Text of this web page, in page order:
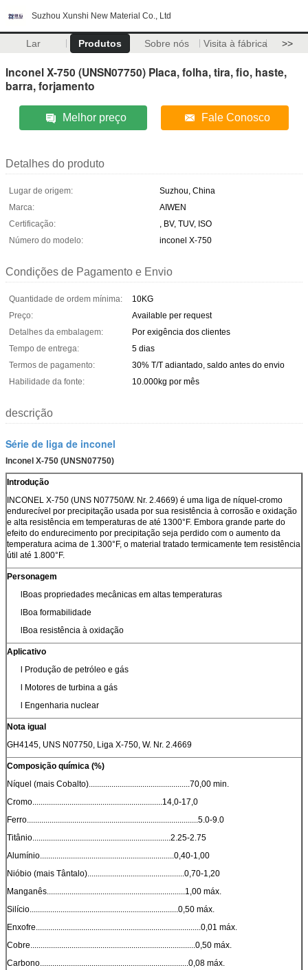
Suzhou Xunshi New Material Co., Ltd
Lar Produtos Sobre nós Visita à fábrica >>
Inconel X-750 (UNSN07750) Placa, folha, tira, fio, haste,
barra, forjamento
Melhor preço Fale Conosco
Detalhes do produto
Lugar de origem:
Suzhou, China
Marca:
AIWEN
Certificação:
, BV, TUV, ISO
Número do modelo:
inconel X-750
Condições de Pagamento e Envio
Quantidade de ordem mínima:
10KG
Preço:
Available per request
Detalhes da embalagem:
Por exigência dos clientes
Tempo de entrega:
5 dias
Termos de pagamento:
30% T/T adiantado, saldo antes do envio
Habilidade da fonte:
10.000kg por mês
descrição
Série de liga de inconel
Inconel X-750 (UNSN07750)
Introdução
INCONEL X-750 (UNS N07750/W. Nr. 2.4669) é uma liga de níquel-cromo
endurecível por precipitação usada por sua resistência à corrosão e oxidação
e alta resistência em temperaturas de até 1300°F. Embora grande parte do
efeito do endurecimento por precipitação seja perdido com o aumento da
temperatura acima de 1.300°F, o material tratado termicamente tem resistência
útil até 1.800°F.
Personagem
lBoas propriedades mecânicas em altas temperaturas
lBoa formabilidade
lBoa resistência à oxidação
Aplicativo
l Produção de petróleo e gás
l Motores de turbina a gás
l Engenharia nuclear
Nota igual
GH4145, UNS N07750, Liga X-750, W. Nr. 2.4669
Composição química (%)
Níquel (mais Cobalto).................................................70,00 min.
Cromo...............................................................14,0-17,0
Ferro...................................................................................5.0-9.0
Titânio...................................................................2.25-2.75
Alumínio.................................................................0,40-1,00
Nióbio (mais Tântalo)...............................................0,70-1,20
Manganês...................................................................1,00 máx.
Silício........................................................................0,50 máx.
Enxofre................................................................................0,01 máx.
Cobre................................................................................0,50 máx.
Carbono........................................................................0,08 máx.